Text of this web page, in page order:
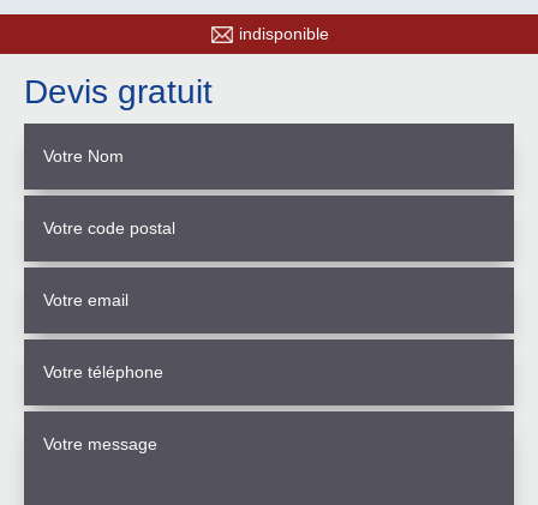
indisponible
Devis gratuit